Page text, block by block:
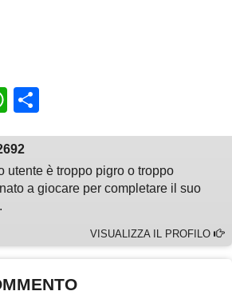
WhatsApp
utente è troppo pigro o troppo
a giocare per completare il suo
VISUALIZZA IL PROFILO